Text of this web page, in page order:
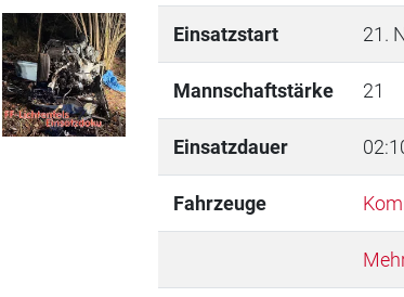
Einsatzstart 21.
Mannschaftstärke 21
Einsatzdauer
Fahrzeuge